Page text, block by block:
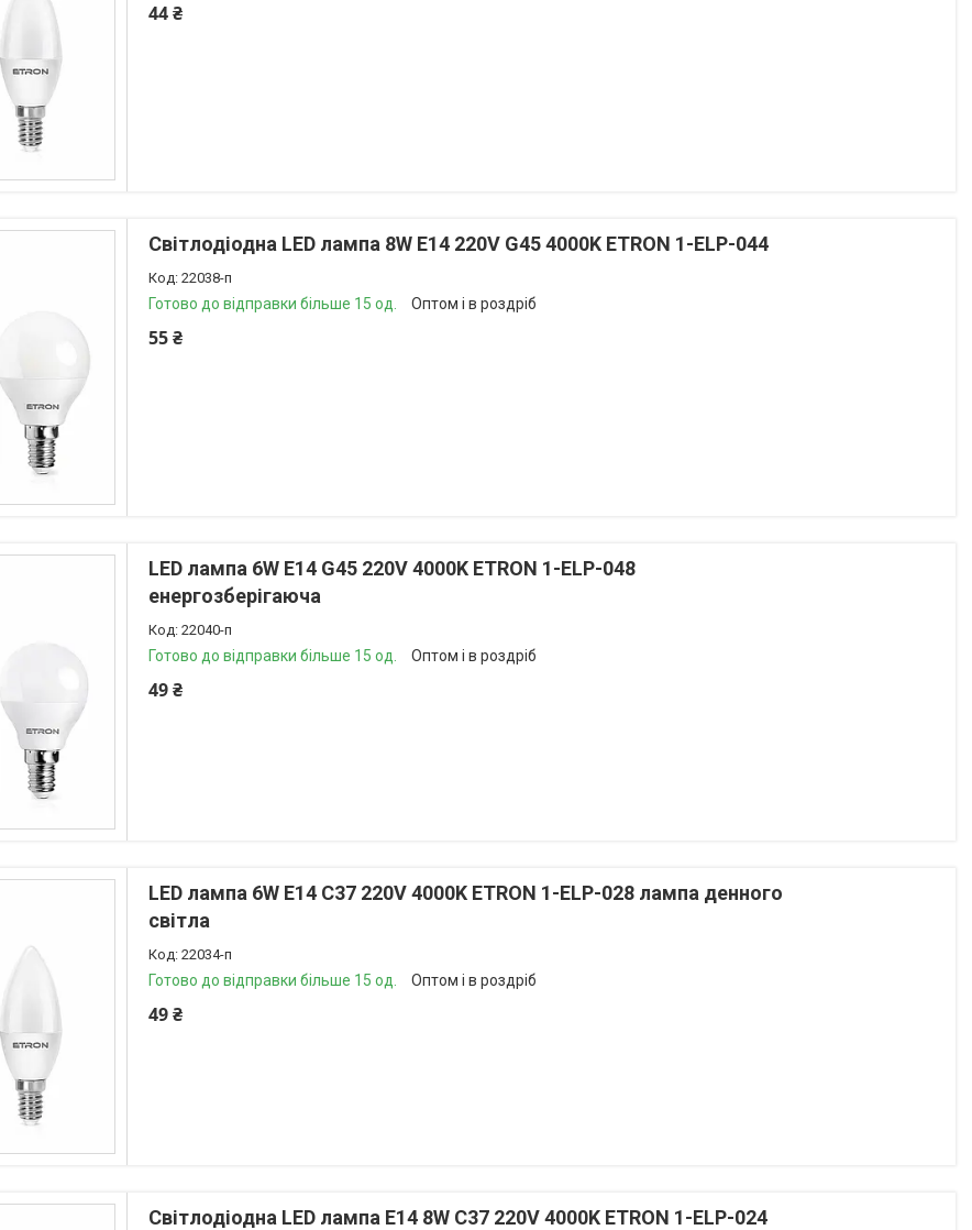
44 ₴
Світлодіодна LED лампа 8W E14 220V G45 4000K ETRON 1-ELP-044
22038-п
Готово до відправки більше 15 од. Оптом і в роздріб
55 ₴
LED лампа 6W E14 G45 220V 4000K ETRON 1-ELP-048
енергозберігаюча
22040-п
Готово до відправки більше 15 од. Оптом і в роздріб
49 ₴
LED лампа 6W E14 C37 220V 4000K ETRON 1-ELP-028 лампа денного
світла
22034-п
Готово до відправки більше 15 од. Оптом і в роздріб
49 ₴
Світлодіодна LED лампа E14 8W C37 220V 4000K ETRON 1-ELP-024